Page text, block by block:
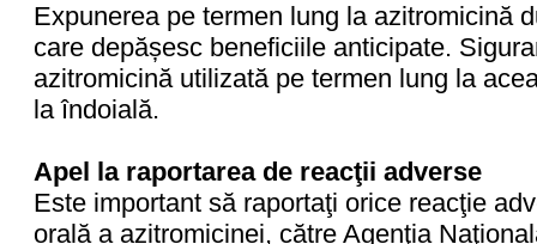
Expunerea pe termen lung la azitromicină
care depășesc beneficiile anticipate.
azitromicină utilizată pe termen lung la
la îndoială.
Apel la raportarea de reacţii adverse
Este important să raportaţi orice reacţie
orală a azitromicinei, către Agenţia